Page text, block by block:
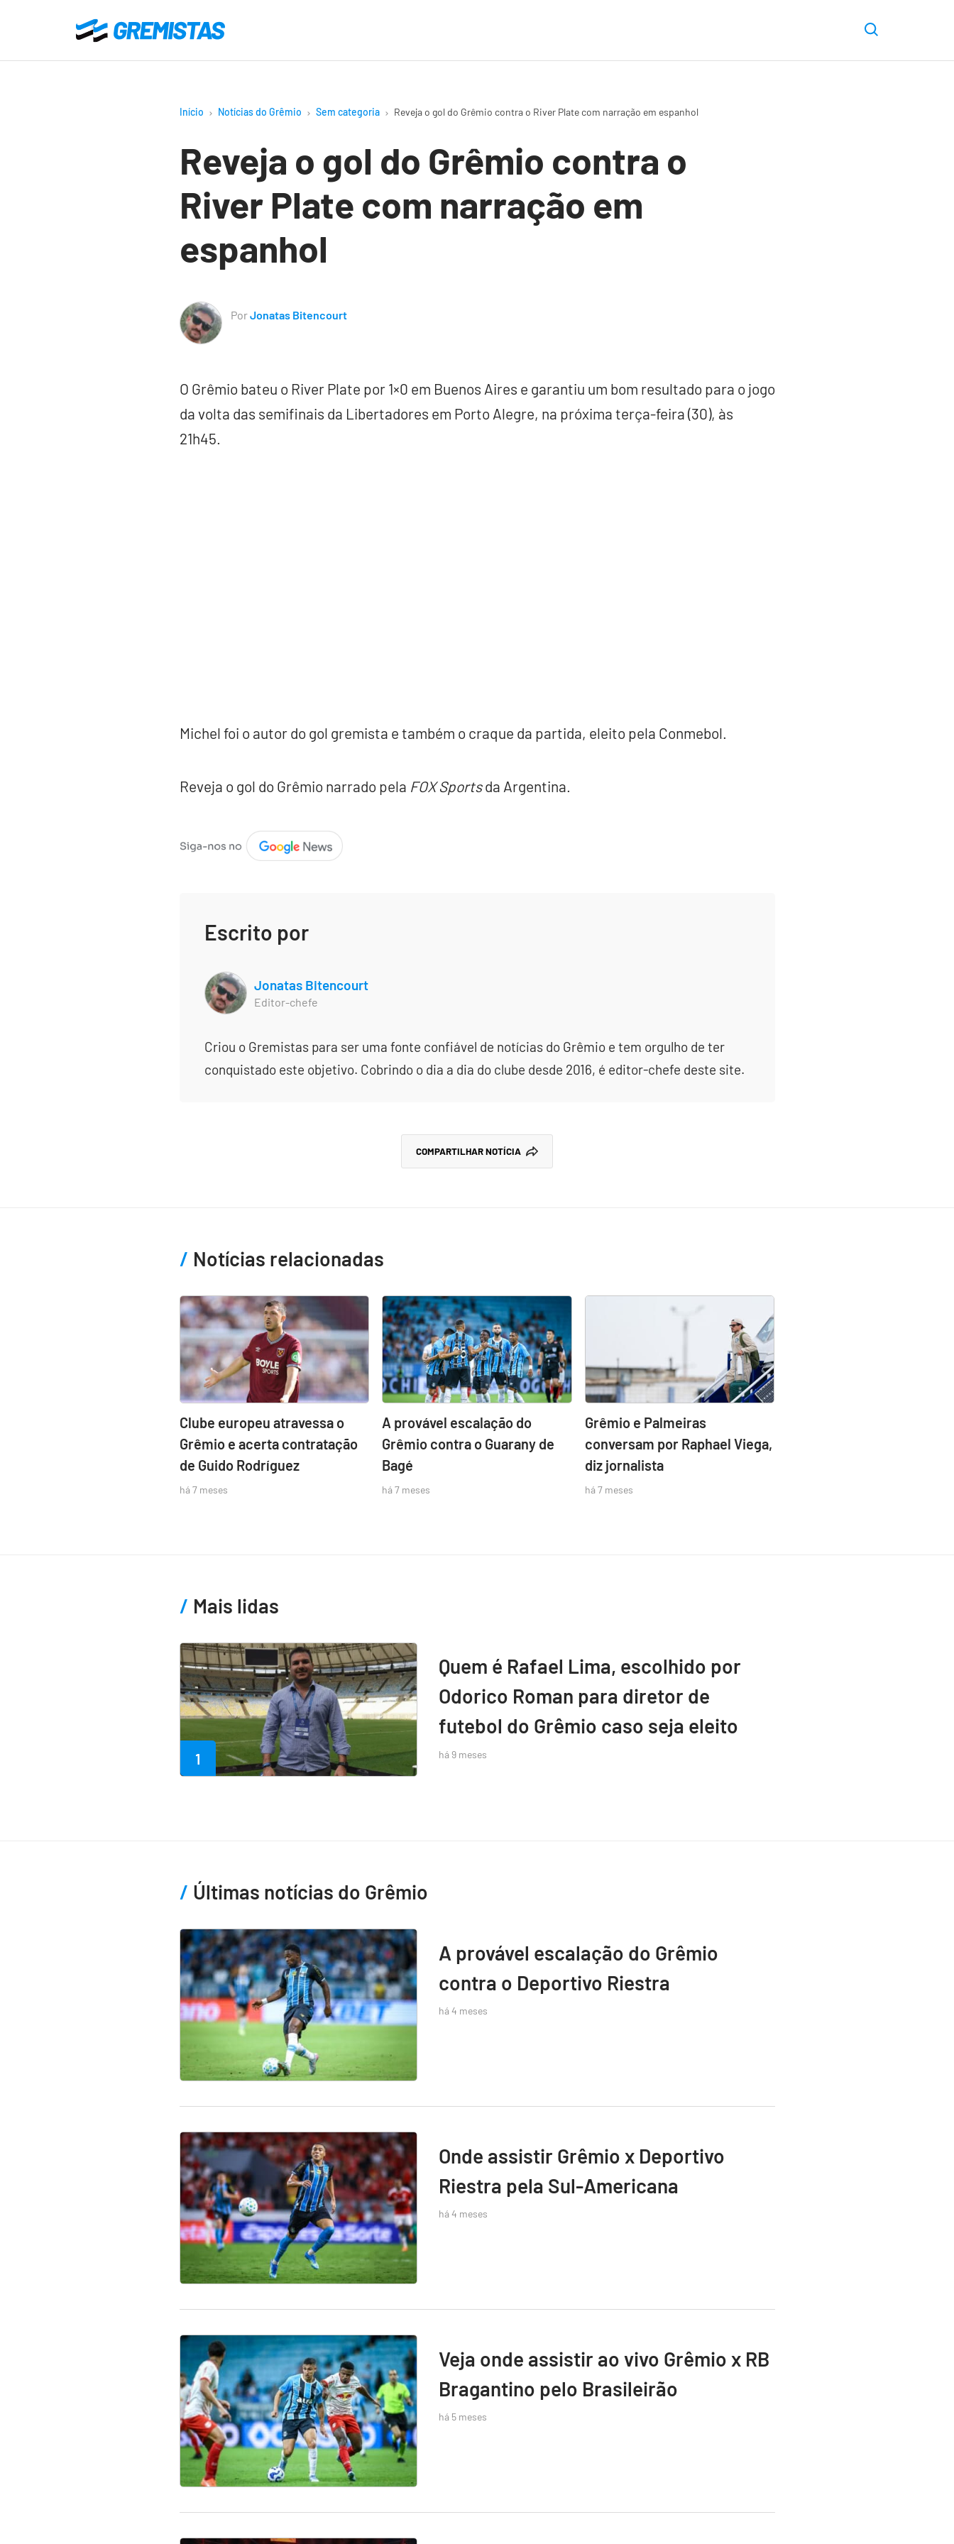
o
Gremistas
Início Notícias do Grêmio Sem categoria Reveja o gol do Grêmio contra o River Plate com narração em espanhol
Reveja o gol do Grêmio contra o
River Plate com narração em
espanhol
PorJonatas Bitencourt
O Grêmio bateu o River Plate por 1×0 em Buenos Aires e garantiu um bom resultado para o jogo
da volta das semifinais da Libertadores em Porto Alegre, na próxima terça-feira (30), às
21h45.
Michel foi o autor do gol gremista e também o craque da partida, eleito pela Conmebol.
Reveja o gol do Grêmio narrado pela FOX Sportsda Argentina.
Escrito por
Jonatas Bitencourt
Editor-chefe
Criou o Gremistas para ser uma fonte confiável de notícias do Grêmio e tem orgulho de ter
conquistado este objetivo. Cobrindo o dia a dia do clube desde 2016, é editor-chefe deste site.
COMPARTILHAR NOTÍCIA
Notícias relacionadas
Clube europeu atravessa o
Grêmio e acerta contratação
de Guido Rodríguez
há 7 meses
A provável escalação do
Grêmio contra o Guarany de
Bagé
há 7 meses
Grêmio e Palmeiras
conversam por Raphael Viega,
diz jornalista
há 7 meses
Mais lidas
1
Quem é Rafael Lima, escolhido por
Odorico Roman para diretor de
futebol do Grêmio caso seja eleito
há 9 meses
Últimas notícias do Grêmio
A provável escalação do Grêmio
contra o Deportivo Riestra
há 4 meses
Onde assistir Grêmio x Deportivo
Riestra pela Sul-Americana
há 4 meses
Veja onde assistir ao vivo Grêmio x RB
Bragantino pelo Brasileirão
há 5 meses